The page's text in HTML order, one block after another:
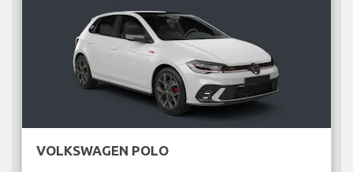
VOLKSWAGEN POLO